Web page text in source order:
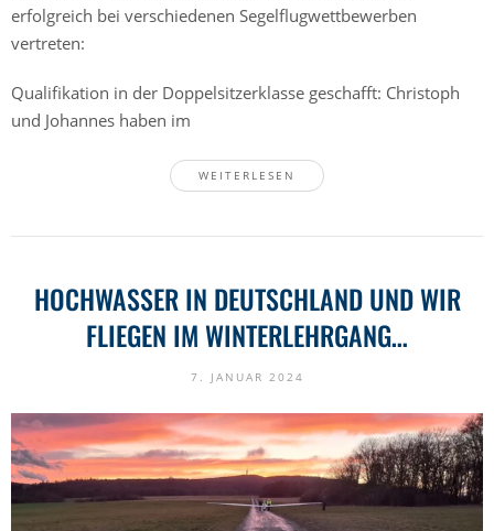
erfolgreich bei verschiedenen Segelflugwettbewerben
vertreten:
Qualifikation in der Doppelsitzerklasse geschafft: Christoph
und Johannes haben im
WEITERLESEN
HOCHWASSER IN DEUTSCHLAND UND WIR
FLIEGEN IM WINTERLEHRGANG…
7. JANUAR 2024